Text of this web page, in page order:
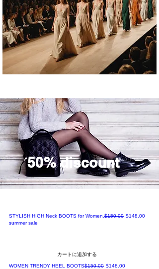
50% discount
STYLISH HIGH Neck BOOTS for Women.通常価格
$150.00 セール価格
$148.00
summer sale
カートに追加する
WOMEN TRENDY HEEL BOOTS通常価格
$150.00 セール価格
$148.00